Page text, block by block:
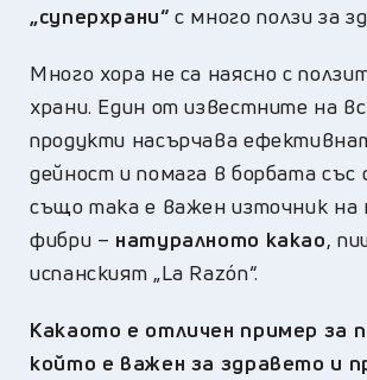
„суперхрани“с много ползи за
Много хора не са наясно с
храни. Един от известните на
продукти насърчава
дейност и помага в борбата със
също така е важен източник на
фибри – натуралното какао,
испанският „La Razón“.
Какаото е отличен пример за
който е важен за здравето и